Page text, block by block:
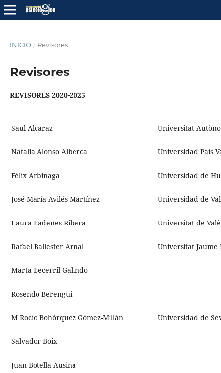
INICIO / Revisores
Revisores
REVISORES 2020-2025
Saul Alcaraz Universitat
Natalia Alonso Alberca Universidad País
Félix Arbinaga Universidad de
José María Avilés Martínez Universidad de
Laura Badenes Ribera Universitat de
Rafael Ballester Arnal Universitat Jaume
Marta Becerril Galindo
Rosendo Berengui
M Rocío Bohórquez Gómez-Millán Universidad de
Salvador Boix
Juan Botella Ausina